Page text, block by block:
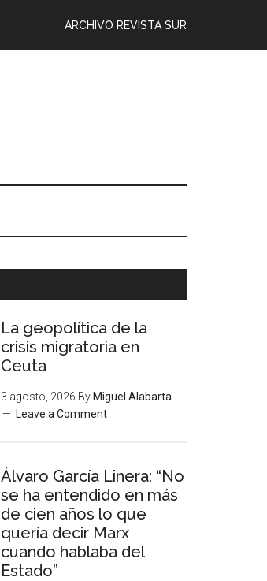
ARCHIVO REVISTA SUR
La geopolítica de la
crisis migratoria en
Ceuta
3 agosto, 2026 By Miguel Alabarta
Leave a Comment
Álvaro García Linera: “No
se ha entendido en más
de cien años lo que
quería decir Marx
cuando hablaba del
Estado”